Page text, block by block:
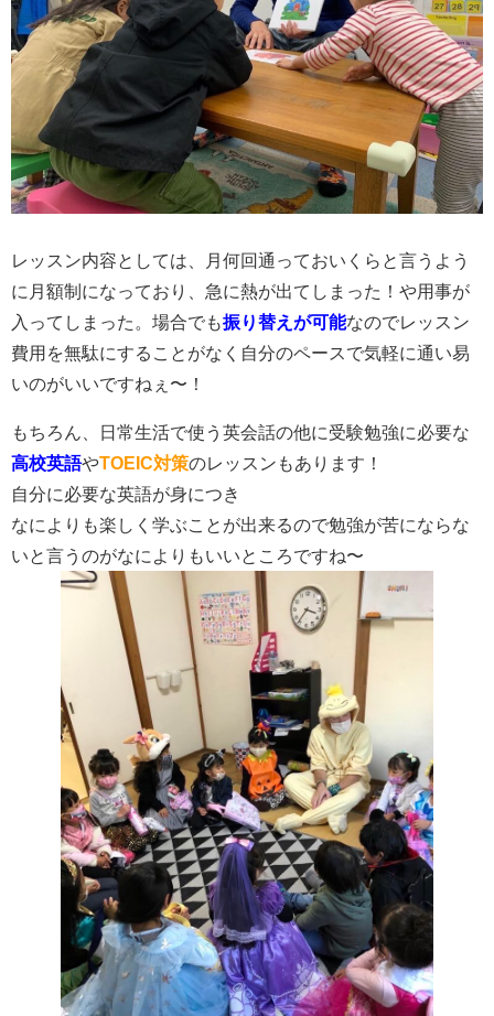
レッスン内容としては、月何回通っておいくらと言うよう
に月額制になっており、急に熱が出てしまった！や用事が
入ってしまった。場合でも振り替えが可能なのでレッスン
費用を無駄にすることがなく自分のペースで気軽に通い易
いのがいいですねぇ〜！
もちろん、日常生活で使う英会話の他に受験勉強に必要な
高校英語やTOEIC対策のレッスンもあります！
自分に必要な英語が身につき
なによりも楽しく学ぶことが出来るので勉強が苦にならな
いと言うのがなによりもいいところですね〜